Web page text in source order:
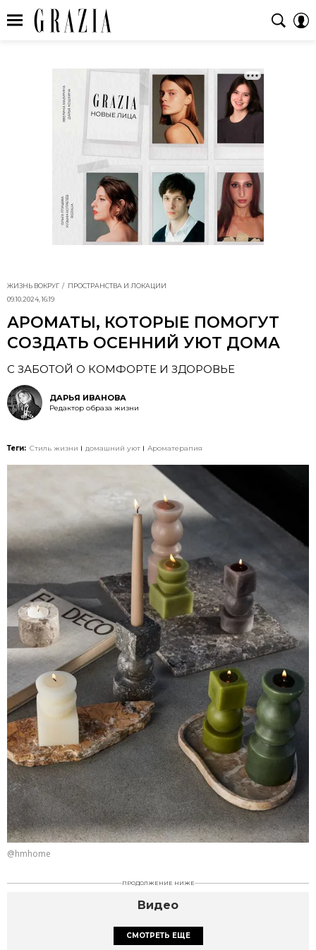
ЖИЗНЬ ВОКРУГ
ПРОСТРАНСТВА И ЛОКАЦИИ
09.10.2024, 16:19
АРОМАТЫ, КОТОРЫЕ ПОМОГУТ
СОЗДАТЬ ОСЕННИЙ УЮТ ДОМА
С ЗАБОТОЙ О КОМФОРТЕ И ЗДОРОВЬЕ
ДАРЬЯ ИВАНОВА
Редактор образа жизни
Теги: Стиль жизни домашний уют Ароматерапия
@hmhome
ПРОДОЛЖЕНИЕ НИЖЕ
Видео
СМОТРЕТЬ ЕЩЕ